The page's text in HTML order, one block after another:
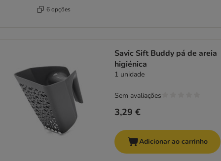
6 opções
Savic Sift Buddy pá de areia
higiénica
1 unidade
3,29 €
Sem avaliações
Adicionar ao carrinho